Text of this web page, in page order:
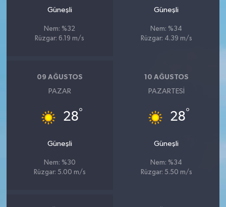
Güneşli
Nem: %32
Rüzgar: 6.19 m/s
Güneşli
Nem: %34
Rüzgar: 4.39 m/s
09 AĞUSTOS
PAZAR
28°
Güneşli
Nem: %30
Rüzgar: 5.00 m/s
10 AĞUSTOS
PAZARTESI
28°
Güneşli
Nem: %34
Rüzgar: 5.50 m/s